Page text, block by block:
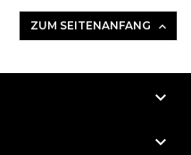
ZUM SEITENANFANG 

